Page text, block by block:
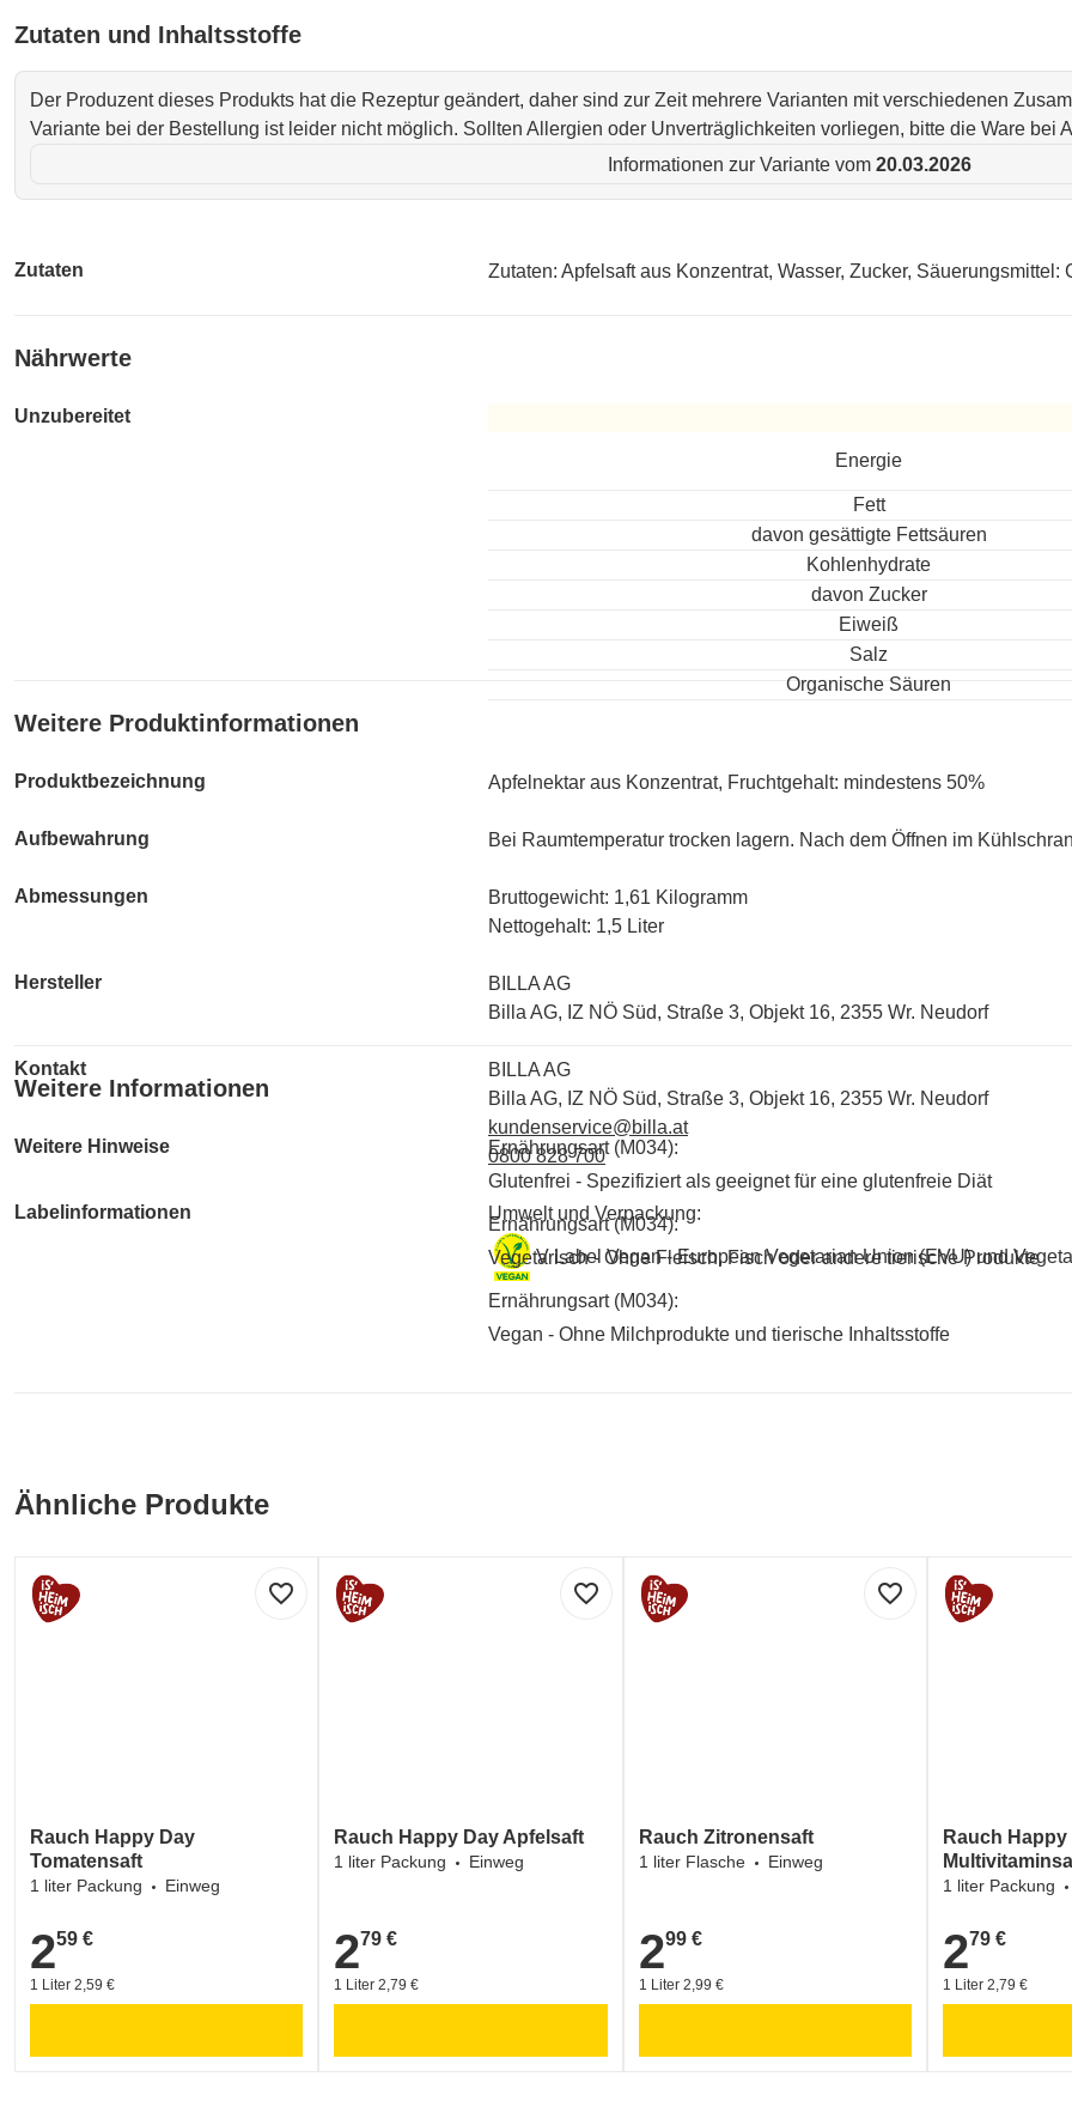
Zutaten und Inhaltsstoffe
Der Produzent dieses Produkts hat die Rezeptur geändert, daher sind zur Zeit mehrere Varianten mit verschiedenen
Variante bei der Bestellung ist leider nicht möglich. Sollten Allergien oder Unverträglichkeiten vorliegen, bitte die Ware bei
Informationen zur Variante vom 20.03.2026
Zutaten Zutaten: Apfelsaft aus Konzentrat, Wasser, Zucker, Säuerungsmittel:
Nährwerte
Unzubereitet
Energie
Fett
davon gesättigte Fettsäuren
Kohlenhydrate
davon Zucker
Eiweiß
Salz
Organische Säuren
Weitere Produktinformationen
Produktbezeichnung Apfelnektar aus Konzentrat, Fruchtgehalt: mindestens 50%
Aufbewahrung Bei Raumtemperatur trocken lagern. Nach dem Öffnen im
Abmessungen
Bruttogewicht: 1,61 Kilogramm
Nettogehalt: 1,5 Liter
Hersteller
BILLA AG
Billa AG, IZ NÖ Süd, Straße 3, Objekt 16, 2355 Wr. Neudorf
Kontakt
BILLA AG
Billa AG, IZ NÖ Süd, Straße 3, Objekt 16, 2355 Wr. Neudorf
kundenservice@billa.at
0800 828 700
Labelinformationen Umwelt und Verpackung:
V Label Vegan - European Vegetarian Union (EVU) und
Weitere Informationen
Weitere Hinweise
Ernährungsart (M034):
Glutenfrei - Spezifiziert als geeignet für eine glutenfreie Diät
Ernährungsart (M034):
Vegetarisch - Ohne Fleisch, Fisch oder andere tierische Produkte
Ernährungsart (M034):
Vegan - Ohne Milchprodukte und tierische Inhaltsstoffe
Ähnliche Produkte
favorite_border
Rauch Happy Day
Tomatensaft
1 liter Packung Einweg
2,59 €
259 €
1 Liter 2,59 €
favorite_border
Rauch Happy Day Apfelsaft
1 liter Packung Einweg
2,79 €
279 €
1 Liter 2,79 €
favorite_border
Rauch Zitronensaft
1 liter Flasche Einweg
2,99 €
299 €
1 Liter 2,99 €
Rauch Happy
1 liter Packung
2,79 €
279 €
1 Liter 2,79 €